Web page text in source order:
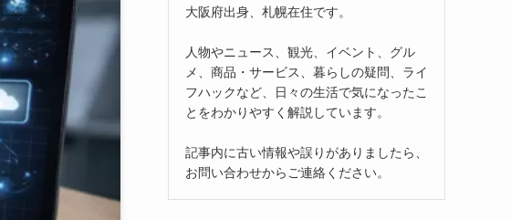
大阪府出身、札幌在住です。
人物やニュース、観光、イベント、グル
メ、商品・サービス、暮らしの疑問、ライ
フハックなど、日々の生活で気になったこ
とをわかりやすく解説しています。
記事内に古い情報や誤りがありましたら、
お問い合わせからご連絡ください。